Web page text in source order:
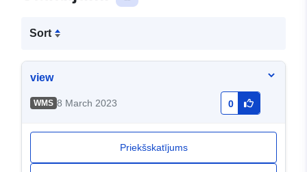
Sort
view
WMS 8 March 2023 0
Priekšskatījums